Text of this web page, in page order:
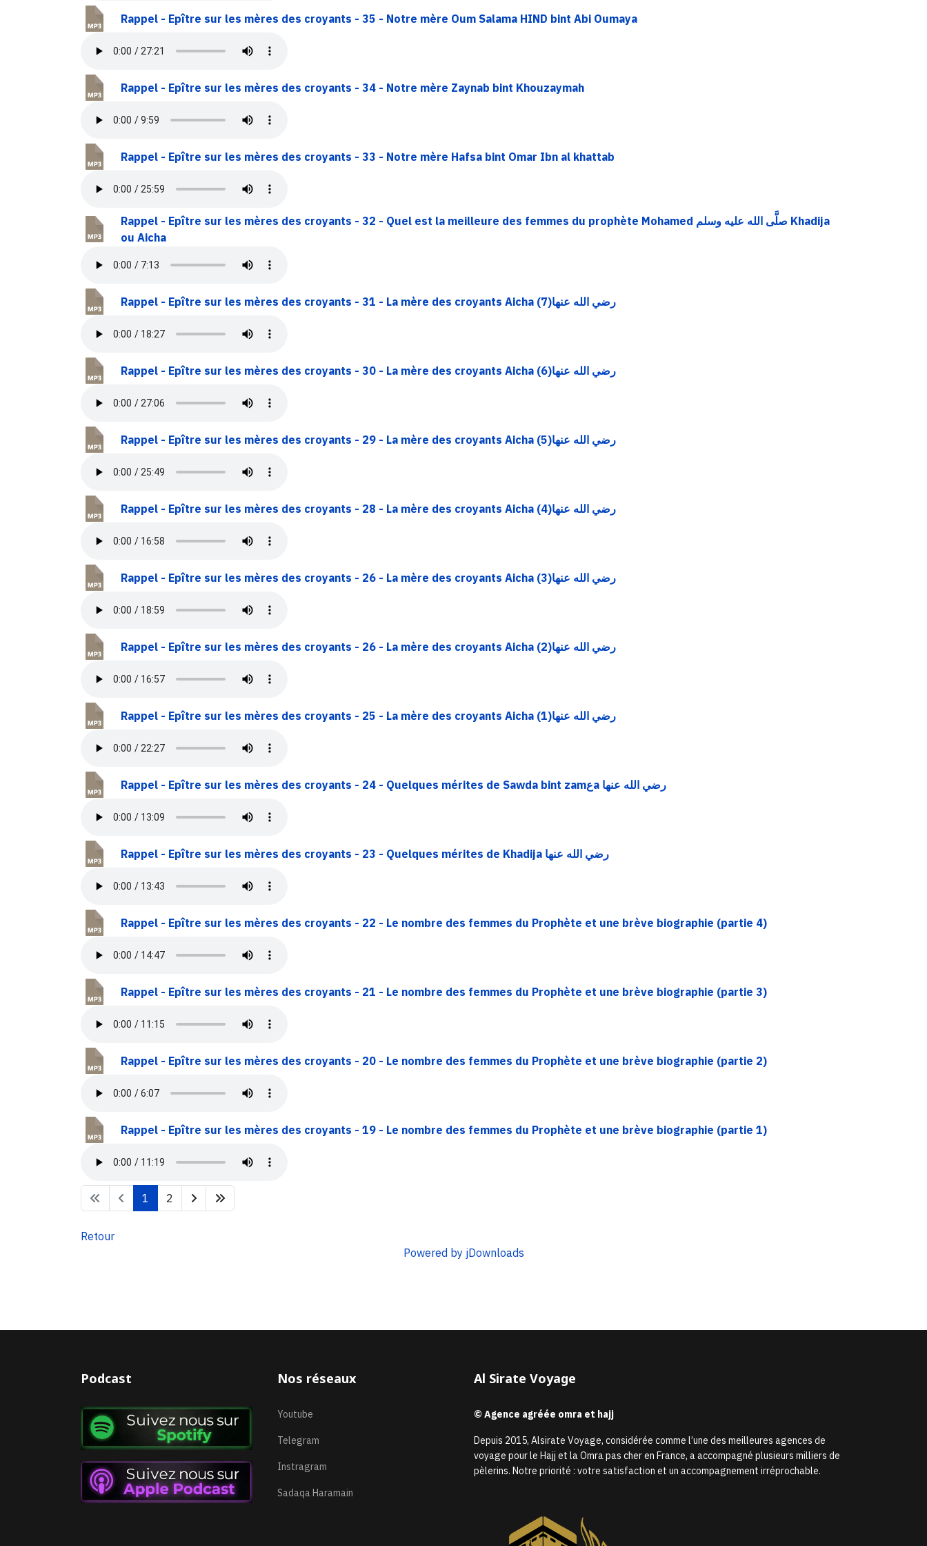
Rappel - Epître sur les mères des croyants - 35 - Notre mère Oum Salama HIND bint Abi Oumaya
Rappel - Epître sur les mères des croyants - 34 - Notre mère Zaynab bint Khouzaymah
Rappel - Epître sur les mères des croyants - 33 - Notre mère Hafsa bint Omar Ibn al khattab
Rappel - Epître sur les mères des croyants - 32 - Quel est la meilleure des femmes du prophète Mohamed صلَّى الله عليه وسلم Khadija
ou Aicha
Rappel - Epître sur les mères des croyants - 31 - La mère des croyants Aicha رضي الله عنها(7)
Rappel - Epître sur les mères des croyants - 30 - La mère des croyants Aicha رضي الله عنها(6)
Rappel - Epître sur les mères des croyants - 29 - La mère des croyants Aicha رضي الله عنها(5)
Rappel - Epître sur les mères des croyants - 28 - La mère des croyants Aicha رضي الله عنها(4)
Rappel - Epître sur les mères des croyants - 26 - La mère des croyants Aicha رضي الله عنها(3)
Rappel - Epître sur les mères des croyants - 26 - La mère des croyants Aicha رضي الله عنها(2)
Rappel - Epître sur les mères des croyants - 25 - La mère des croyants Aicha رضي الله عنها(1)
Rappel - Epître sur les mères des croyants - 24 - Quelques mérites de Sawda bint zamعa رضي الله عنها
Rappel - Epître sur les mères des croyants - 23 - Quelques mérites de Khadija رضي الله عنها
Rappel - Epître sur les mères des croyants - 22 - Le nombre des femmes du Prophète et une brève biographie (partie 4)
Rappel - Epître sur les mères des croyants - 21 - Le nombre des femmes du Prophète et une brève biographie (partie 3)
Rappel - Epître sur les mères des croyants - 20 - Le nombre des femmes du Prophète et une brève biographie (partie 2)
Rappel - Epître sur les mères des croyants - 19 - Le nombre des femmes du Prophète et une brève biographie (partie 1)
1 2
Retour
Powered by jDownloads
Podcast Nos réseaux
Youtube
Telegram
Instragram
Sadaqa Haramain
Al Sirate Voyage
© Agence agréée omra et hajj
Depuis 2015, Alsirate Voyage, considérée comme l’une des meilleures agences de
voyage pour le Hajj et la Omra pas cher en France, a accompagné plusieurs milliers de
pèlerins. Notre priorité : votre satisfaction et un accompagnement irréprochable.